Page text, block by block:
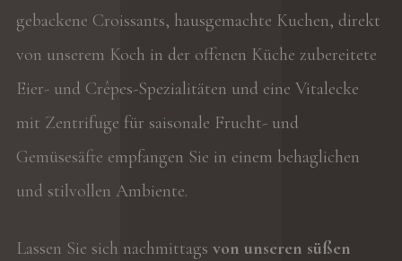
gebackene Croissants, hausgemachte Kuchen, direkt
von unserem Koch in der offenen Küche zubereitete
Eier- und Crêpes-Spezialitäten und eine Vitalecke
mit Zentrifuge für saisonale Frucht- und
Gemüsesäfte empfangen Sie in einem behaglichen
und stilvollen Ambiente.
Lassen Sie sich nachmittags von unseren süßen